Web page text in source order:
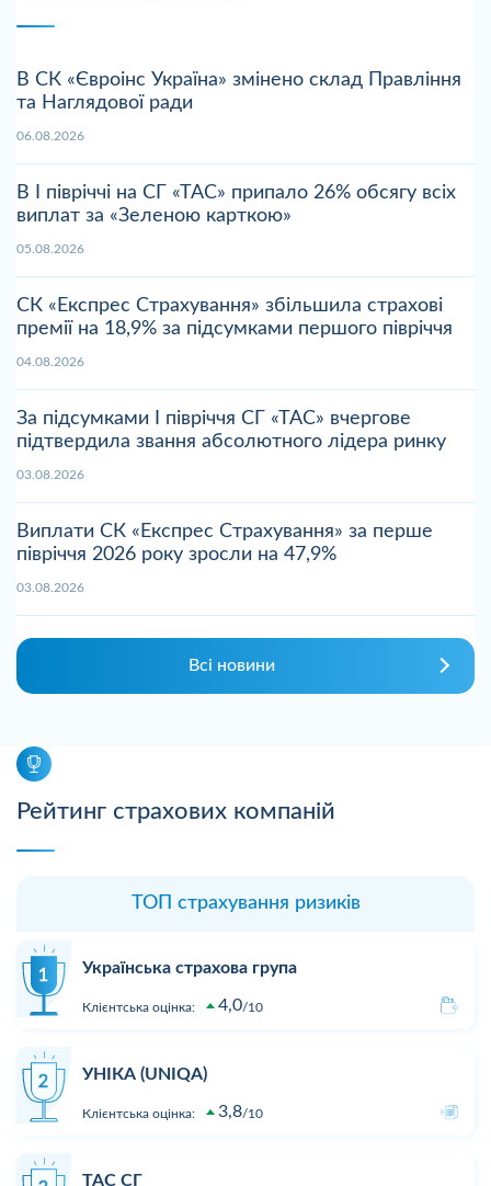
В СК «Євроінс Україна» змінено склад Правління
та Наглядової ради
06.08.2026
В І півріччі на СГ «ТАС» припало 26% обсягу всіх
виплат за «Зеленою карткою»
05.08.2026
СК «Експрес Страхування» збільшила страхові
премії на 18,9% за підсумками першого півріччя
04.08.2026
За підсумками І півріччя СГ «ТАС» вчергове
підтвердила звання абсолютного лідера ринку
03.08.2026
Виплати СК «Експрес Страхування» за перше
півріччя 2026 року зросли на 47,9%
03.08.2026
Всі новини
Рейтинг страхових компаній
ТОП страхування ризиків
Українська страхова група
Клієнтська оцінка: 4,0 10
УНІКА (UNIQA)
Клієнтська оцінка: 3,8 10
ТАС СГ